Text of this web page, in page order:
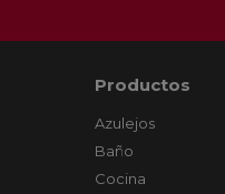
Productos
Azulejos
Baño
Cocina